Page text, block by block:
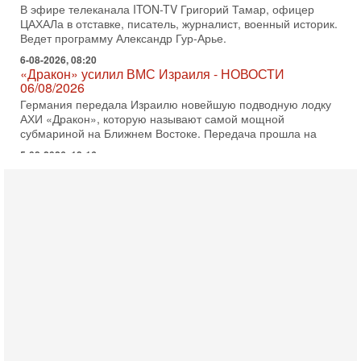
«Дракон» усилил ВМС Израиля - НОВОСТИ
06/08/2026
Германия передала Израилю новейшую подводную лодку
АХИ «Дракон», которую называют самой мощной
субмариной на Ближнем Востоке. Передача прошла на
5-08-2026, 18:16
Сколько ещё Нетаниягу продержится у власти?
«Нетаниягу вечен?» — почему предстоящие выборы в
Израиле могут стать самыми интригующими? Биньямин
Нетаниягу снова уверенно заявляет, что победа на